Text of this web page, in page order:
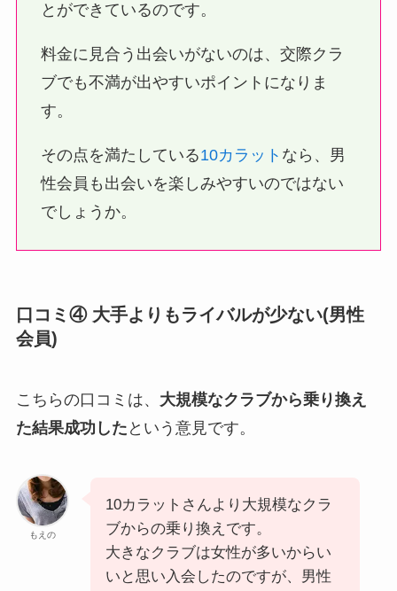
とができているのです。
料金に見合う出会いがないのは、交際クラ
ブでも不満が出やすいポイントになりま
す。
その点を満たしている10カラット なら、男
性会員も出会いを楽しみやすいのではない
でしょうか。
口コミ④ 大手よりもライバルが少ない(男性
会員)
こちらの口コミは、 大規模なクラブから乗り換え
た結果成功した という意見です。
もえの
10カラットさんより大規模なクラ
ブからの乗り換えです。
大きなクラブは女性が多いからい
いと思い入会したのですが、男性